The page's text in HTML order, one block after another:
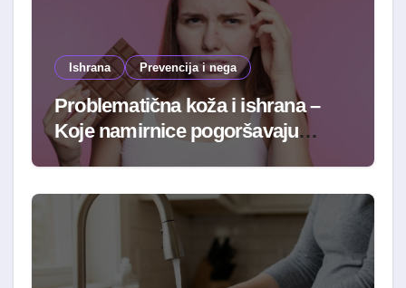
Ishrana Prevencija i nega
Problematična koža i ishrana –
Koje namirnice pogoršavaju
stanje